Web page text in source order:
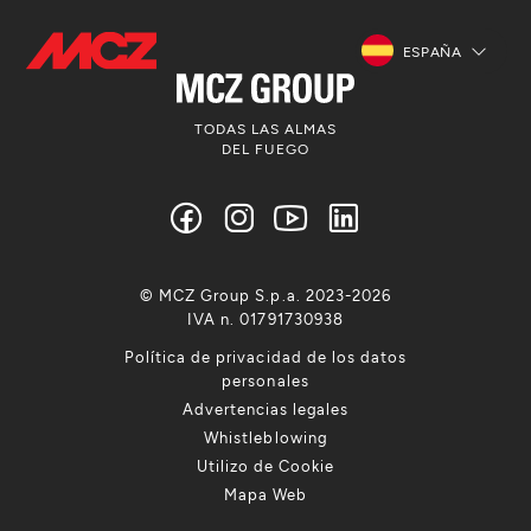
ESPAÑA
TODAS LAS ALMAS
DEL FUEGO
Política de privacidad de los datos
personales
Advertencias legales
Whistleblowing
Utilizo de Cookie
Mapa Web
© MCZ Group S.p.a. 2023-2026
IVA n. 01791730938